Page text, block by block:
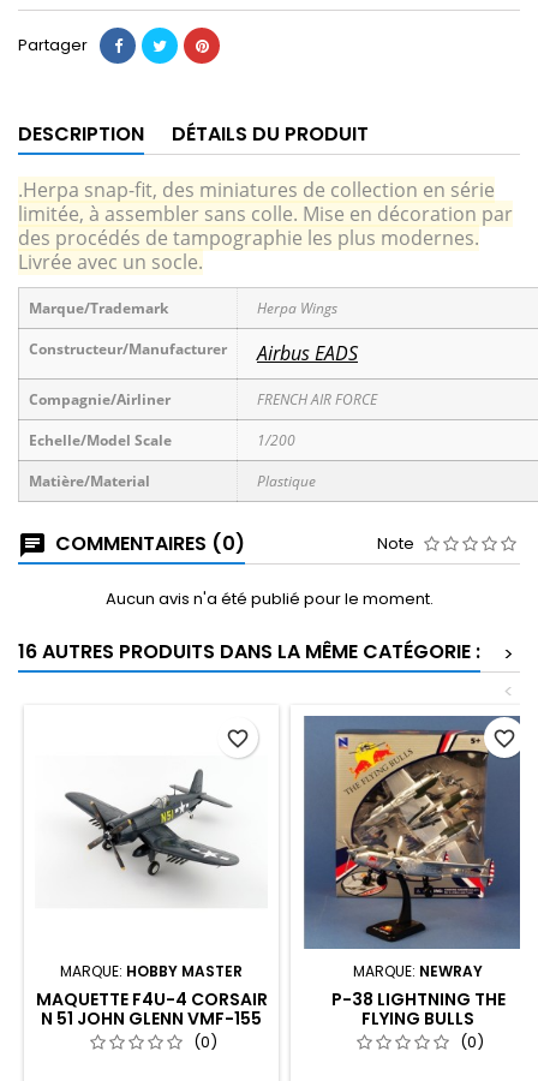
Partager
DESCRIPTION DÉTAILS DU PRODUIT
.Herpa snap-fit, des miniatures de collection en série
limitée, à assembler sans colle. Mise en décoration par
des procédés de tampographie les plus modernes.
Livrée avec un socle.
Marque/Trademark Herpa Wings
Constructeur/Manufacturer Airbus EADS
Compagnie/Airliner FRENCH AIR FORCE
Echelle/Model Scale 1/200
Matière/Material Plastique
COMMENTAIRES (0) Note
Aucun avis n'a été publié pour le moment.
16 AUTRES PRODUITS DANS LA MÊME CATÉGORIE :
>
<
MARQUE: HOBBY MASTER
MAQUETTE F4U-4 CORSAIR
N 51 JOHN GLENN VMF-155
CHINA 1945(0)
favorite_border
MARQUE: NEWRAY
P-38 LIGHTNING THE
FLYING BULLS
(0)
favorite_border